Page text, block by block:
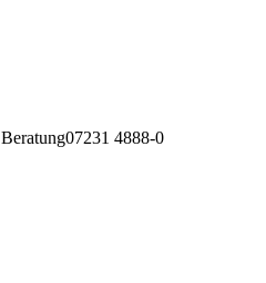
Beratung07231 4888-0